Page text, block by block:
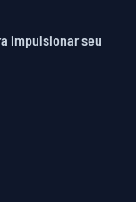
impulsionar seu